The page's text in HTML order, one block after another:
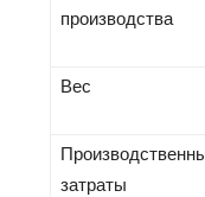
производства
Вес
затраты